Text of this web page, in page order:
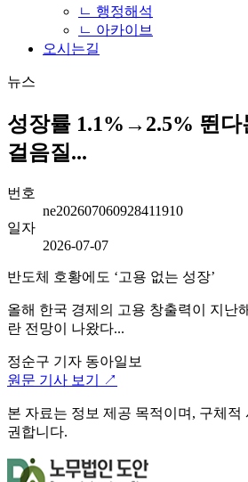
ㄴ 행정해석
ㄴ 아카이브
오시는길
뉴스
성장률 1.1%→2.5% 뛴다
걸음질...
번호
ne202607060928411910
일자
2026-07-07
반도체 호황에도 ‘고용 없는 성장’
올해 한국 경제의 고용 창출력이 지난
란 전망이 나왔다...
정순구 기자 동아일보
원문 기사 보기 ↗
본 자료는 정보 제공 목적이며, 구체적
권합니다.